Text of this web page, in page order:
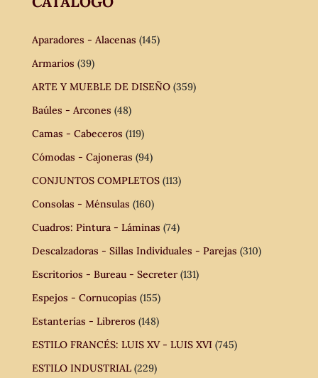
Aparadores - Alacenas (145)
Armarios (39)
ARTE Y MUEBLE DE DISEÑO (359)
Baúles - Arcones (48)
Camas - Cabeceros (119)
Cómodas - Cajoneras (94)
CONJUNTOS COMPLETOS (113)
Consolas - Ménsulas (160)
Cuadros: Pintura - Láminas (74)
Descalzadoras - Sillas Individuales - Parejas (310)
Escritorios - Bureau - Secreter (131)
Espejos - Cornucopias (155)
Estanterías - Libreros (148)
ESTILO FRANCÉS: LUIS XV - LUIS XVI (745)
ESTILO INDUSTRIAL (229)